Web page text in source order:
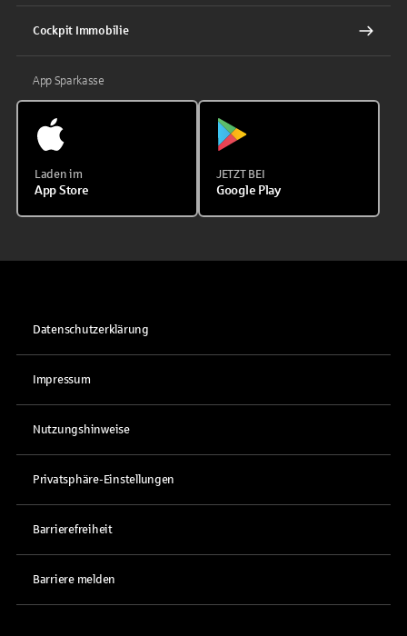
Cockpit Immobilie
App Sparkasse
Laden im
App Store
JETZT BEI
Google Play
Datenschutzerklärung
Impressum
Nutzungshinweise
Privatsphäre-Einstellungen
Barrierefreiheit
Barriere melden